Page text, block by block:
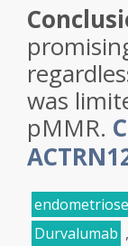
was
pMMR.
Durvalumab ,